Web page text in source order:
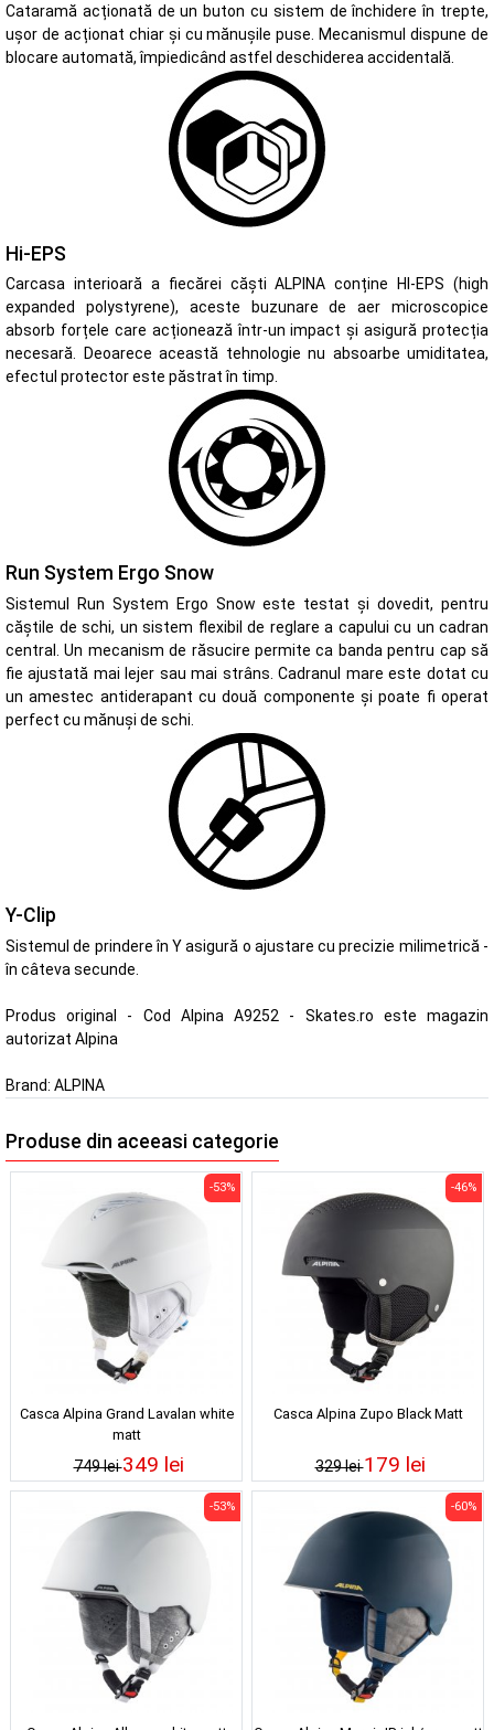
Cataramă acționată de un buton cu sistem de închidere în trepte,
ușor de acționat chiar și cu mănușile puse. Mecanismul dispune de
blocare automată, împiedicând astfel deschiderea accidentală.
Hi-EPS
Carcasa interioară a fiecărei căști ALPINA conține HI-EPS (high
expanded polystyrene), aceste buzunare de aer microscopice
absorb forțele care acționează într-un impact și asigură protecția
necesară. Deoarece această tehnologie nu absoarbe umiditatea,
efectul protector este păstrat în timp.
Run System Ergo Snow
Sistemul Run System Ergo Snow este testat și dovedit, pentru
căștile de schi, un sistem flexibil de reglare a capului cu un cadran
central. Un mecanism de răsucire permite ca banda pentru cap să
fie ajustată mai lejer sau mai strâns. Cadranul mare este dotat cu
un amestec antiderapant cu două componente și poate fi operat
perfect cu mănuși de schi.
Y-Clip
Sistemul de prindere în Y asigură o ajustare cu precizie milimetrică -
în câteva secunde.
Produs original - Cod Alpina A9252 - Skates.ro este magazin
autorizat Alpina
Brand: ALPINA
Produse din aceeasi categorie
Casca Alpina Grand Lavalan white
matt
749 lei
-53%
349 lei
Casca Alpina Zupo Black Matt
329 lei
-46%
179 lei
-53% -60%